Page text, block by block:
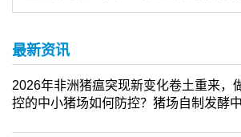
最新资讯
2026年非洲猪瘟突现新变化卷土重来，
控的中小猪场如何防控？猪场自制发酵